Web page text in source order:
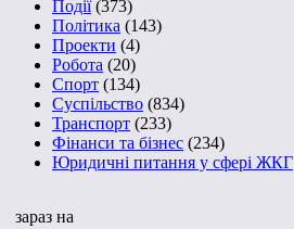
Події(373)
Політика (143)
Проекти (4)
Робота (20)
Спорт (134)
Суспільство (834)
Транспорт (233)
Фінанси та бізнес (234)
Юридичні питання у сфері ЖКГ
зараз на